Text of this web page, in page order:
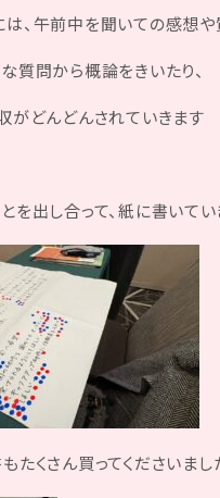
、午前中を聞いての感想や
質問から概論をきいたり、
がどんどんされていきます
を出し合って、紙に書いて
たくさん買ってくださいました